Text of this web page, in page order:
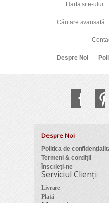
Harta site-ului
Căutare avansată
Despre Noi
Despre Noi
Politica de
Termeni & condiții
Înscrieți-ne
Serviciul Clienți
Livrare
Plată